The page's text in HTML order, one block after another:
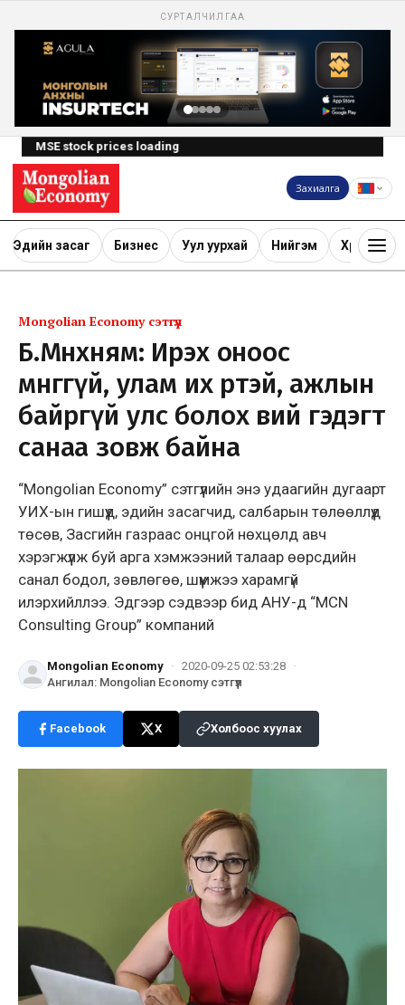
СУРТАЛЧИЛГАА
MSE stock prices loading
Захиалга
Эдийн засаг Бизнес Уул уурхай Нийгэм Хөрөнгө
Mongolian Economy сэтгүүл
Б.Мөнхням: Ирэх оноос
мөнгөгүй, улам их өртэй, ажлын
байргүй улс болох вий гэдэгт
санаа зовж байна
“Mongolian Economy” сэтгүүлийн энэ удаагийн дугаарт
УИХ-ын гишүүд, эдийн засагчид, салбарын төлөөллүүд
төсөв, Засгийн газраас онцгой нөхцөлд авч
хэрэгжүүлж буй арга хэмжээний талаар өөрсдийн
санал бодол, зөвлөгөө, шүүмжээ харамгүй
илэрхийллээ. Эдгээр сэдвээр бид АНУ-д “MCN
Consulting Group” компаний
Mongolian Economy · 2020-09-25 02:53:28 ·
Ангилал: Mongolian Economy сэтгүүл
Facebook X Холбоос хуулах